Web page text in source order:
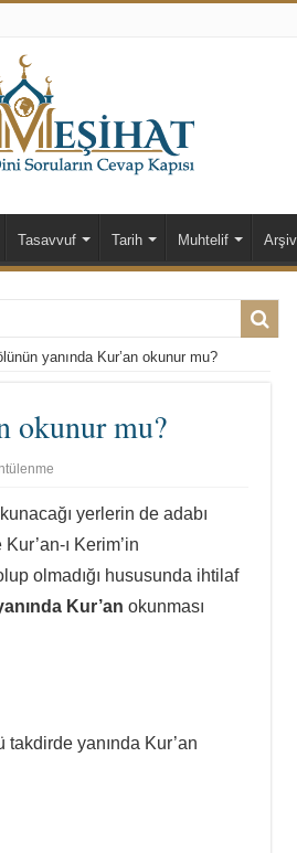
Tasavvuf Tarih Muhtelif Arşiv
yanında Kur’an okunur mu?
okunur mu?
yerlerin de adabı
ı Kerim’in
olmadığı hususunda ihtilaf
Kur’an okunması
yanında Kur’an